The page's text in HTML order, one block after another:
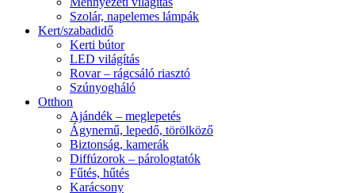
Szolár, napelemes lámpák
Kert/szabadidő
Kerti bútor
LED világítás
Rovar – rágcsáló riasztó
Szúnyogháló
Otthon
Ajándék – meglepetés
Ágynemű, lepedő, törölköző
Biztonság, kamerák
Diffúzorok – párologtatók
Fűtés, hűtés
Karácsony